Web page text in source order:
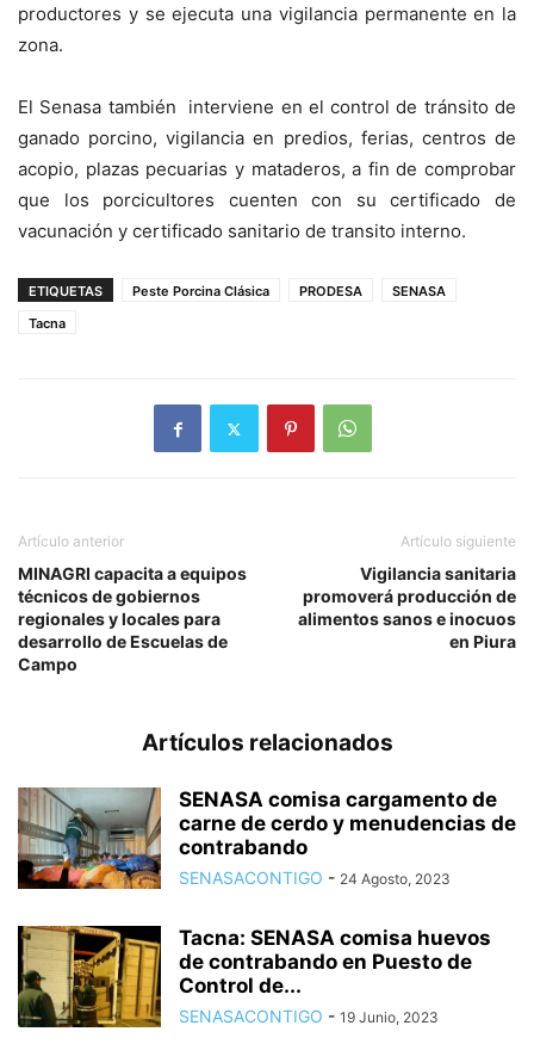
productores y se ejecuta una vigilancia permanente en la
zona.
El Senasa también interviene en el control de tránsito de
ganado porcino, vigilancia en predios, ferias, centros de
acopio, plazas pecuarias y mataderos, a fin de comprobar
que los porcicultores cuenten con su certificado de
vacunación y certificado sanitario de transito interno.
ETIQUETAS Peste Porcina Clásica PRODESA
SENASA
Tacna
Artículo anterior
MINAGRI capacita a equipos
técnicos de gobiernos
regionales y locales para
desarrollo de Escuelas de
Campo
Artículo siguiente
Vigilancia sanitaria
promoverá producción de
alimentos sanos e inocuos
en Piura
Artículos relacionados
SENASA comisa cargamento de
carne de cerdo y menudencias de
contrabando
SENASACONTIGO - 24 Agosto, 2023
Tacna: SENASA comisa huevos
de contrabando en Puesto de
Control de...
SENASACONTIGO - 19 Junio, 2023